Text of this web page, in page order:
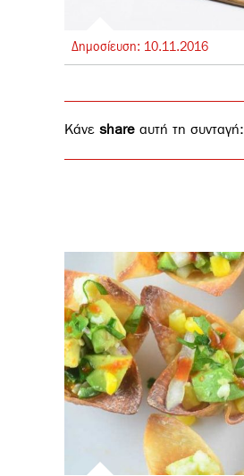
Δημοσίευση: 10.11.2016
Κάνε share αυτή τη συνταγή: